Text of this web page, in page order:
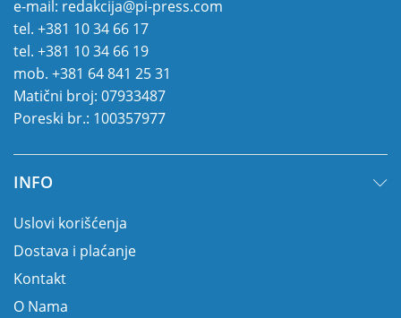
e-mail: redakcija@pi-press.com
tel. +381 10 34 66 17
tel. +381 10 34 66 19
mob. +381 64 841 25 31
Matični broj: 07933487
Poreski br.: 100357977
INFO
Uslovi korišćenja
Dostava i plaćanje
Kontakt
O Nama